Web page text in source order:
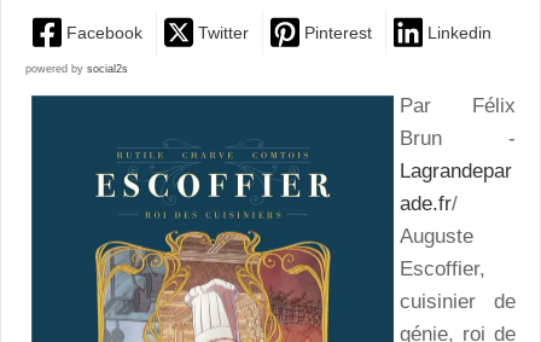
Facebook Twitter Pinterest Linkedin
powered by social2s
Par Félix
Brun -
Lagrandepar
ade.fr/
Auguste
Escoffier,
cuisinier de
génie, roi de